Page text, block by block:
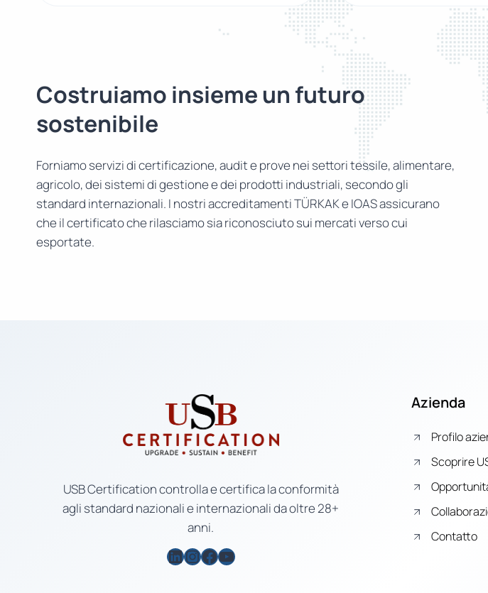
Costruiamo insieme un futuro
sostenibile
Forniamo servizi di certificazione, audit e prove nei settori tessile, alimentare,
agricolo, dei sistemi di gestione e dei prodotti industriali, secondo gli
standard internazionali. I nostri accreditamenti TÜRKAK e IOAS assicurano
che il certificato che rilasciamo sia riconosciuto sui mercati verso cui
esportate.
USB Certification controlla e certifica la conformità
agli standard nazionali e internazionali da oltre 28+
anni.
LinkedIn
Instagram
Facebook
YouTube
Azienda
Profilo
Scoprire
Contatto